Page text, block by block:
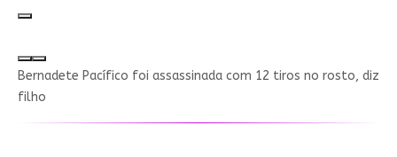
Minimizar vídeo
Tela cheia
Bernadete Pacífico foi assassinada com 12 tiros no rosto, diz
filho